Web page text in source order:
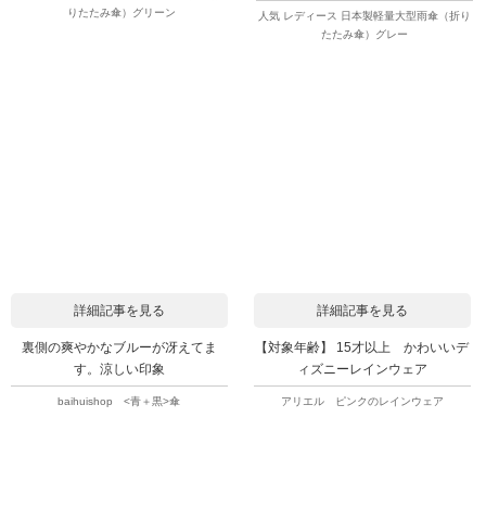
りたたみ傘）グリーン
人気 レディース 日本製軽量大型雨傘（折り
たたみ傘）グレー
詳細記事を見る
裏側の爽やかなブルーが冴えてま
す。涼しい印象
baihuishop <青＋黒>傘
詳細記事を見る
【対象年齢】 15才以上 かわいいデ
ィズニーレインウェア
アリエル ピンクのレインウェア